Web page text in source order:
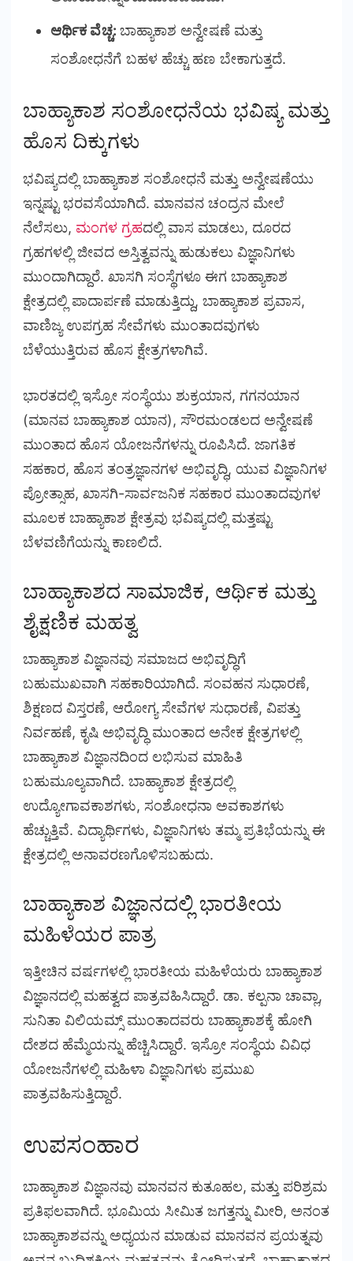
ಆರ್ಥಿಕ ವೆಚ್ಚ: ಬಾಹ್ಯಾಕಾಶ ಅನ್ವೇಷಣೆ ಮತ್ತು
ಸಂಶೋಧನೆಗೆ ಬಹಳ ಹೆಚ್ಚು ಹಣ ಬೇಕಾಗುತ್ತದೆ.
ಬಾಹ್ಯಾಕಾಶ ಸಂಶೋಧನೆಯ ಭವಿಷ್ಯ ಮತ್ತು
ಹೊಸ ದಿಕ್ಕುಗಳು
ಭವಿಷ್ಯದಲ್ಲಿ ಬಾಹ್ಯಾಕಾಶ ಸಂಶೋಧನೆ ಮತ್ತು ಅನ್ವೇಷಣೆಯು
ಇನ್ನಷ್ಟು ಭರವಸೆಯಾಗಿದೆ. ಮಾನವನ ಚಂದ್ರನ ಮೇಲೆ
ನೆಲೆಸಲು, ಮಂಗಳ ಗ್ರಹದಲ್ಲಿ ವಾಸ ಮಾಡಲು, ದೂರದ
ಗ್ರಹಗಳಲ್ಲಿ ಜೀವದ ಅಸ್ತಿತ್ವವನ್ನು ಹುಡುಕಲು ವಿಜ್ಞಾನಿಗಳು
ಮುಂದಾಗಿದ್ದಾರೆ. ಖಾಸಗಿ ಸಂಸ್ಥೆಗಳೂ ಈಗ ಬಾಹ್ಯಾಕಾಶ
ಕ್ಷೇತ್ರದಲ್ಲಿ ಪಾದಾರ್ಪಣೆ ಮಾಡುತ್ತಿದ್ದು, ಬಾಹ್ಯಾಕಾಶ ಪ್ರವಾಸ,
ವಾಣಿಜ್ಯ ಉಪಗ್ರಹ ಸೇವೆಗಳು ಮುಂತಾದವುಗಳು
ಬೆಳೆಯುತ್ತಿರುವ ಹೊಸ ಕ್ಷೇತ್ರಗಳಾಗಿವೆ.
ಭಾರತದಲ್ಲಿ ಇಸ್ರೋ ಸಂಸ್ಥೆಯು ಶುಕ್ರಯಾನ, ಗಗನಯಾನ
(ಮಾನವ ಬಾಹ್ಯಾಕಾಶ ಯಾನ), ಸೌರಮಂಡಲದ ಅನ್ವೇಷಣೆ
ಮುಂತಾದ ಹೊಸ ಯೋಜನೆಗಳನ್ನು ರೂಪಿಸಿದೆ. ಜಾಗತಿಕ
ಸಹಕಾರ, ಹೊಸ ತಂತ್ರಜ್ಞಾನಗಳ ಅಭಿವೃದ್ಧಿ, ಯುವ ವಿಜ್ಞಾನಿಗಳ
ಪ್ರೋತ್ಸಾಹ, ಖಾಸಗಿ-ಸಾರ್ವಜನಿಕ ಸಹಕಾರ ಮುಂತಾದವುಗಳ
ಮೂಲಕ ಬಾಹ್ಯಾಕಾಶ ಕ್ಷೇತ್ರವು ಭವಿಷ್ಯದಲ್ಲಿ ಮತ್ತಷ್ಟು
ಬೆಳವಣಿಗೆಯನ್ನು ಕಾಣಲಿದೆ.
ಬಾಹ್ಯಾಕಾಶದ ಸಾಮಾಜಿಕ, ಆರ್ಥಿಕ ಮತ್ತು
ಶೈಕ್ಷಣಿಕ ಮಹತ್ವ
ಬಾಹ್ಯಾಕಾಶ ವಿಜ್ಞಾನವು ಸಮಾಜದ ಅಭಿವೃದ್ಧಿಗೆ
ಬಹುಮುಖವಾಗಿ ಸಹಕಾರಿಯಾಗಿದೆ. ಸಂವಹನ ಸುಧಾರಣೆ,
ಶಿಕ್ಷಣದ ವಿಸ್ತರಣೆ, ಆರೋಗ್ಯ ಸೇವೆಗಳ ಸುಧಾರಣೆ, ವಿಪತ್ತು
ನಿರ್ವಹಣೆ, ಕೃಷಿ ಅಭಿವೃದ್ಧಿ ಮುಂತಾದ ಅನೇಕ ಕ್ಷೇತ್ರಗಳಲ್ಲಿ
ಬಾಹ್ಯಾಕಾಶ ವಿಜ್ಞಾನದಿಂದ ಲಭಿಸುವ ಮಾಹಿತಿ
ಬಹುಮೂಲ್ಯವಾಗಿದೆ. ಬಾಹ್ಯಾಕಾಶ ಕ್ಷೇತ್ರದಲ್ಲಿ
ಉದ್ಯೋಗಾವಕಾಶಗಳು, ಸಂಶೋಧನಾ ಅವಕಾಶಗಳು
ಹೆಚ್ಚುತ್ತಿವೆ. ವಿದ್ಯಾರ್ಥಿಗಳು, ವಿಜ್ಞಾನಿಗಳು ತಮ್ಮ ಪ್ರತಿಭೆಯನ್ನು ಈ
ಕ್ಷೇತ್ರದಲ್ಲಿ ಅನಾವರಣಗೊಳಿಸಬಹುದು.
ಬಾಹ್ಯಾಕಾಶ ವಿಜ್ಞಾನದಲ್ಲಿ ಭಾರತೀಯ
ಮಹಿಳೆಯರ ಪಾತ್ರ
ಇತ್ತೀಚಿನ ವರ್ಷಗಳಲ್ಲಿ ಭಾರತೀಯ ಮಹಿಳೆಯರು ಬಾಹ್ಯಾಕಾಶ
ವಿಜ್ಞಾನದಲ್ಲಿ ಮಹತ್ವದ ಪಾತ್ರವಹಿಸಿದ್ದಾರೆ. ಡಾ. ಕಲ್ಪನಾ ಚಾವ್ಲಾ,
ಸುನಿತಾ ವಿಲಿಯಮ್ಸ್ ಮುಂತಾದವರು ಬಾಹ್ಯಾಕಾಶಕ್ಕೆ ಹೋಗಿ
ದೇಶದ ಹೆಮ್ಮೆಯನ್ನು ಹೆಚ್ಚಿಸಿದ್ದಾರೆ. ಇಸ್ರೋ ಸಂಸ್ಥೆಯ ವಿವಿಧ
ಯೋಜನೆಗಳಲ್ಲಿ ಮಹಿಳಾ ವಿಜ್ಞಾನಿಗಳು ಪ್ರಮುಖ
ಪಾತ್ರವಹಿಸುತ್ತಿದ್ದಾರೆ.
ಉಪಸಂಹಾರ
ಬಾಹ್ಯಾಕಾಶ ವಿಜ್ಞಾನವು ಮಾನವನ ಕುತೂಹಲ, ಮತ್ತು ಪರಿಶ್ರಮ
ಪ್ರತಿಫಲವಾಗಿದೆ. ಭೂಮಿಯ ಸೀಮಿತ ಜಗತ್ತನ್ನು ಮೀರಿ, ಅನಂತ
ಬಾಹ್ಯಾಕಾಶವನ್ನು ಅಧ್ಯಯನ ಮಾಡುವ ಮಾನವನ ಪ್ರಯತ್ನವು